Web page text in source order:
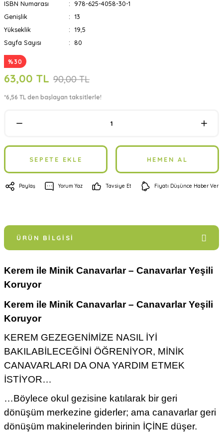
ISBN Numarası
978-625-4058-30-1
Genişlik
13
Yükseklik
19,5
Sayfa Sayısı
80
%30
63,00 TL 90,00 TL
*6,56 TL den başlayan taksitlerle!
SEPETE EKLE HEMEN AL
Paylaş Yorum Yaz Tavsiye Et Fiyatı Düşünce Haber Ver
ÜRÜN BILGISI
Kerem ile Minik Canavarlar – Canavarlar Yeşili
Koruyor
Kerem ile Minik Canavarlar – Canavarlar Yeşili
Koruyor
KEREM GEZEGENİMİZE NASIL İYİ
BAKILABİLECEĞİNİ ÖĞRENİYOR, MİNİK
CANAVARLARI DA ONA YARDIM ETMEK
İSTİYOR…
…Böylece okul gezisine katılarak bir geri
dönüşüm merkezine giderler; ama canavarlar geri
dönüşüm makinelerinden birinin İÇİNE düşer.